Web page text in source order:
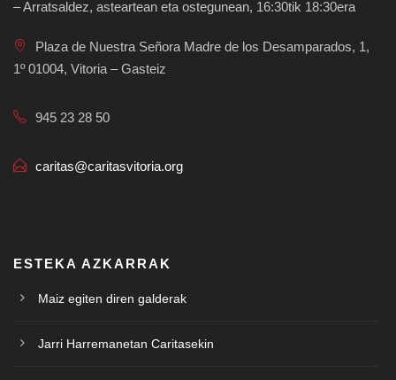
– Arratsaldez, asteartean eta ostegunean, 16:30tik 18:30era
Plaza de Nuestra Señora Madre de los Desamparados, 1,
1º 01004, Vitoria – Gasteiz
945 23 28 50
caritas@caritasvitoria.org
ESTEKA AZKARRAK
Maiz egiten diren galderak
Jarri Harremanetan Caritasekin